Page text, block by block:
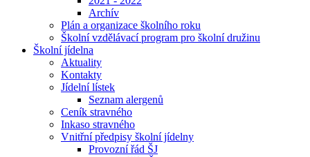
Archív
Plán a organizace školního roku
Školní vzdělávací program pro školní družinu
Školní jídelna
Aktuality
Kontakty
Jídelní lístek
Seznam alergenů
Ceník stravného
Inkaso stravného
Vnitřní předpisy školní jídelny
Provozní řád ŠJ